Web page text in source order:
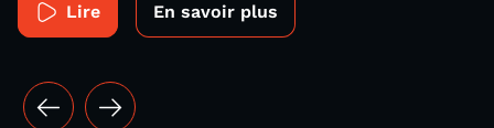
Lire En savoir plus